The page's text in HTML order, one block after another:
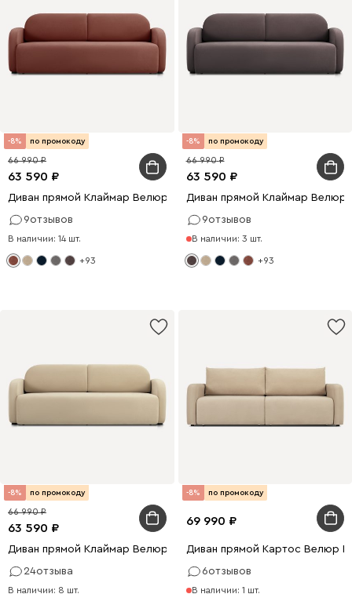
-8% по промокоду
63 590
66 990
Диван прямой Клаймар Велюр Терракотовый
9отзывов
В наличии: 14 шт.
+93
-8% по промокоду
63 590
66 990
Диван прямой Клаймар Велюр
9отзывов
В наличии: 3 шт.
+93
-8% по промокоду
63 590
66 990
Диван прямой Клаймар Велюр Бежевый
24отзыва
В наличии: 8 шт.
-8% по промокоду
69 990
Диван прямой Картос Велюр
6отзывов
В наличии: 1 шт.